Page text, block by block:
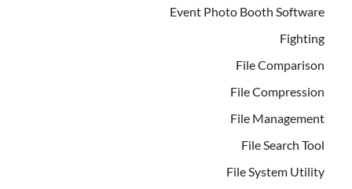
Event Photo Booth Software
Fighting
File Comparison
File Compression
File Management
File Search Tool
File System Utility